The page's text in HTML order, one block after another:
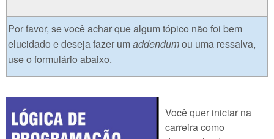
Por favor, se você achar que algum tópico não foi bem
elucidado e deseja fazer umaddendumou uma ressalva,
use o formulário abaixo.
Você quer iniciar na
carreira como